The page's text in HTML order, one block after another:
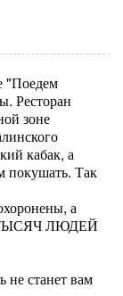
"Поедем
Ресторан
зоне
кабак, а
покушать. Так
а
ТЫСЯЧ ЛЮДЕЙ
не станет вам